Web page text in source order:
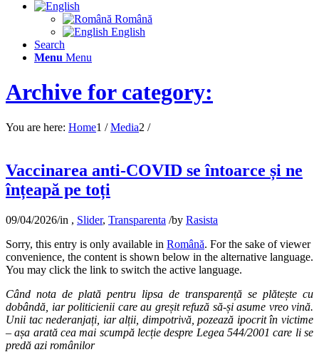
Română
English
Search
Menu Menu
Archive for category:
You are here: Home1 / Media2 /
Vaccinarea anti-COVID se întoarce și ne
înțeapă pe toți
09/04/2026/in , Slider, Transparenta /by Rasista
Sorry, this entry is only available in Română. For the sake of viewer
convenience, the content is shown below in the alternative language.
You may click the link to switch the active language.
Când nota de plată pentru lipsa de transparență se plătește cu
dobândă, iar politicienii care au greșit refuză să-și asume vreo vină.
Unii tac nederanjați, iar alții, dimpotrivă, pozează ipocrit în victime
– așa arată cea mai scumpă lecție despre Legea 544/2001 care li se
predă azi românilor